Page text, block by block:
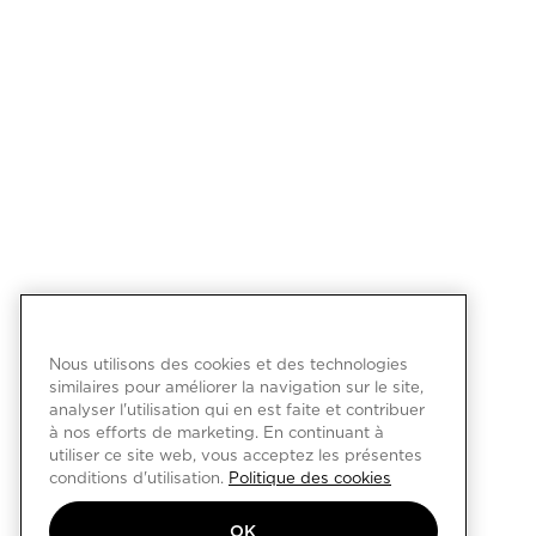
Nous utilisons des cookies et des technologies
similaires pour améliorer la navigation sur le site,
analyser l'utilisation qui en est faite et contribuer
à nos efforts de marketing. En continuant à
utiliser ce site web, vous acceptez les présentes
conditions d'utilisation. Politique des cookies
OK